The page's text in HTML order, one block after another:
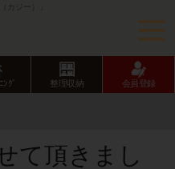
カジー）」
ﾝｸﾞ 整理収納 会員登録
て頂きまし